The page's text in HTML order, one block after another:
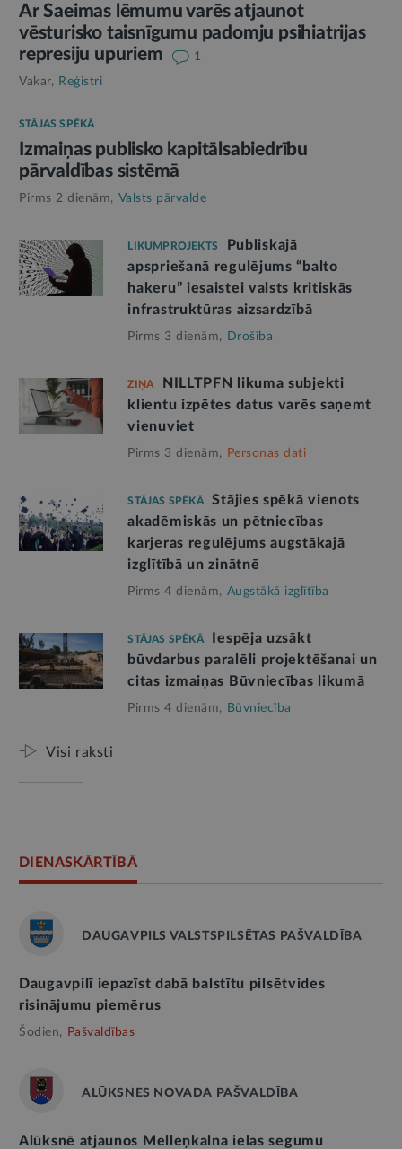
Ar Saeimas lēmumu varēs atjaunot
vēsturisko taisnīgumu padomju psihiatrijas
represiju upuriem
1
Vakar, Reģistri
STĀJAS SPĒKĀ
Izmaiņas publisko kapitālsabiedrību
pārvaldības sistēmā
Pirms 2 dienām, Valsts pārvalde
LIKUMPROJEKTS
Publiskajā
apspriešanā regulējums “balto
hakeru” iesaistei valsts kritiskās
infrastruktūras aizsardzībā
Pirms 3 dienām, Drošība
ZIŅA
NILLTPFN likuma subjekti
klientu izpētes datus varēs saņemt
vienuviet
Pirms 3 dienām, Personas dati
STĀJAS SPĒKĀ
Stājies spēkā vienots
akadēmiskās un pētniecības
karjeras regulējums augstākajā
izglītībā un zinātnē
Pirms 4 dienām, Augstākā izglītība
STĀJAS SPĒKĀ
Iespēja uzsākt
būvdarbus paralēli projektēšanai un
citas izmaiņas Būvniecības likumā
Pirms 4 dienām, Būvniecība
Visi raksti
DIENASKĀRTĪBĀ
DAUGAVPILS VALSTSPILSĒTAS PAŠVALDĪBA
Daugavpilī iepazīst dabā balstītu pilsētvides
risinājumu piemērus
Šodien, Pašvaldības
ALŪKSNES NOVADA PAŠVALDĪBA
Alūksnē atjaunos Melleņkalna ielas segumu